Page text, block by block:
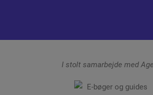
I stolt samarbejde med